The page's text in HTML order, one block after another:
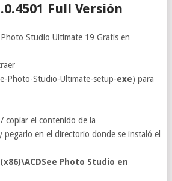
Full Versión
Photo Studio Ultimate 19 Gratis en
Photo-Studio-Ultimate-setup-exe) para
copiar el contenido de la
pegarlo en el directorio donde se instaló el
Photo Studio en